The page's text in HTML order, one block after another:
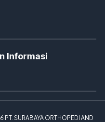
Informasi
SURABAYA ORTHOPEDI AND